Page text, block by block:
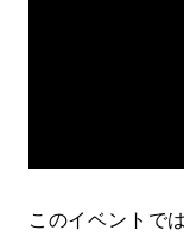
このイベントで